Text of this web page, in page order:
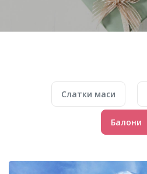
Слатки маси
Балони